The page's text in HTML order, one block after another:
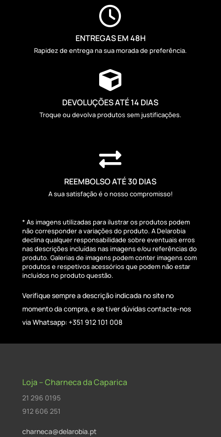

ENTREGAS EM 48H
Rapidez de entrega na sua morada de preferência.

DEVOLUÇÕES ATÉ 14 DIAS
Troque ou devolva produtos sem justificações.

REEMBOLSO ATÉ 30 DIAS
A sua satisfação é o nosso compromisso!
* As imagens utilizadas para ilustrar os produtos podem
não corresponder a variações do produto. A Delarobia
declina qualquer responsabilidade sobre eventuais erros
nas descrições incluídas nas imagens e/ou referências do
produto. Galerias de imagens podem conter imagens com
produtos e respetivos acessórios que podem não estar
incluídos no produto questão.
Verifique sempre a descrição indicada no site no
momento da compra, e se tiver dúvidas contacte-nos
via Whatsapp: +351 912 101 008
Loja – Charneca da Caparica
21 296 0195
912 606 251
charneca@delarobia.pt